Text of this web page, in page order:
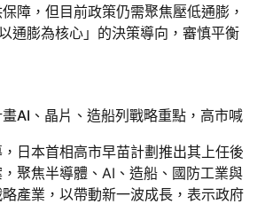
障，但目前政策仍需聚焦壓低通膨，
通膨為核心」的決策導向，審慎平衡
AI、晶片、造船列戰略重點，高市喊
日本首相高市早苗計劃推出其上任後
聚焦半導體、AI、造船、國防工業與
產業，以帶動新一波成長，表示政府